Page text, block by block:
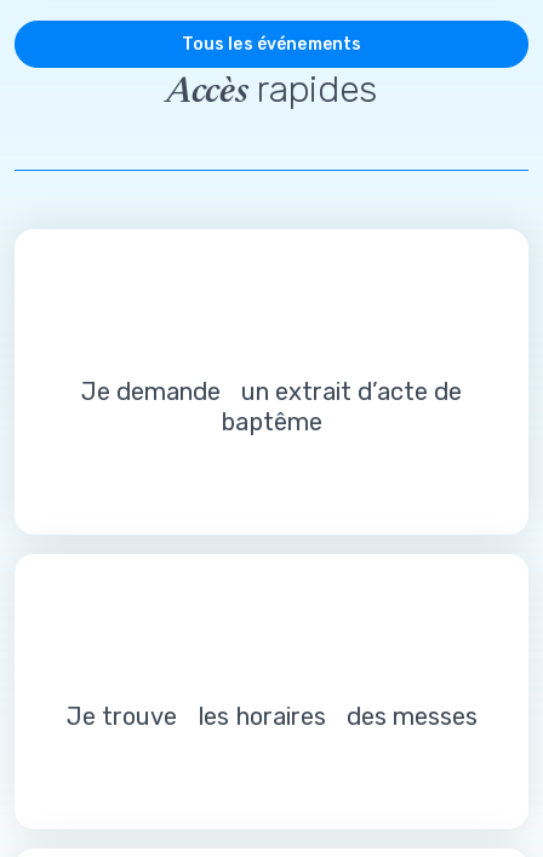
Tous les événements
Accèsrapides
Je demande un extrait d’acte de
baptême
Je trouve les horaires des messes